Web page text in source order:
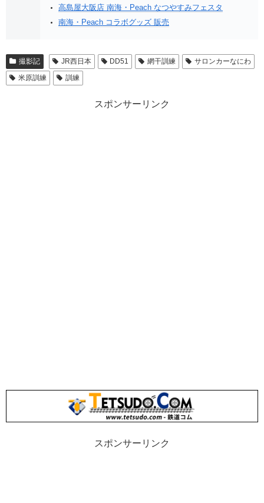
高島屋大阪店 南海・Peach なつやすみフェスタ
南海・Peach コラボグッズ 販売
撮影記 JR西日本 DD51 網干訓練
サロンカーなにわ
米原訓練
訓練
スポンサーリンク
スポンサーリンク